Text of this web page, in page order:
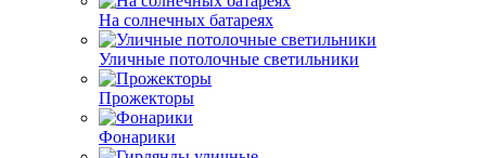
На солнечных батареях
Уличные потолочные светильники
Прожекторы
Фонарики